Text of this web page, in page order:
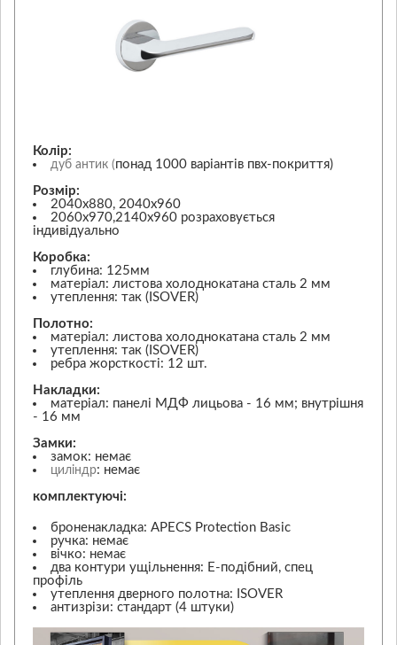
Колір:
дуб антик (понад 1000 варіантів пвх-покриття)
Розмір:
2040х880, 2040х960
2060х970,2140х960 розраховується
індивідуально
Коробка:
глубина: 125мм
матеріал: листова холоднокатана сталь 2 мм
утеплення: так (ISOVER)
Полотно:
матеріал: листова холоднокатана сталь 2 мм
утеплення: так (ISOVER)
ребра жорсткості: 12 шт.
Накладки:
матеріал: панелі МДФ лицьова - 16 мм; внутрішня
- 16 мм
Замки:
замок: немає
циліндр: немає
комплектуючі:
броненакладка: APECS Protection Basic
ручка: немає
вічко: немає
два контури ущільнення: Е-подібний, спец
профіль
утеплення дверного полотна: ISOVER
антизрізи: стандарт (4 штуки)